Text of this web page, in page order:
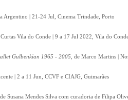
Argentino | 21-24 Jul, Cinema Trindade, Porto
Vila do Conde | 9 a 17 Jul 2022, Vila do
Gulbenkian 1965 - 2005 , de Marco Martins |
| 2 a 11 Jun, CCVF e CIAJG, Guimarães
Susana Mendes Silva com curadoria de Filipa